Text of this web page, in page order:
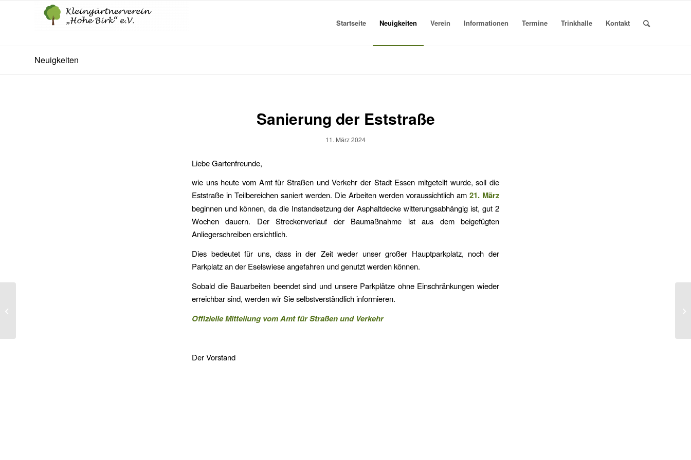
Startseite Neuigkeiten Verein Informationen Termine Trinkhalle Kontakt
Neuigkeiten
Sanierung der Eststraße
11. März 2024
Liebe Gartenfreunde,
wie uns heute vom Amt für Straßen und Verkehr der Stadt Essen mitgeteilt wurde, soll die
Eststraße in Teilbereichen saniert werden. Die Arbeiten werden voraussichtlich am 21. März
beginnen und können, da die Instandsetzung der Asphaltdecke witterungsabhängig ist, gut 2
Wochen dauern. Der Streckenverlauf der Baumaßnahme ist aus dem beigefügten
Anliegerschreiben ersichtlich.
Dies bedeutet für uns, dass in der Zeit weder unser großer Hauptparkplatz, noch der
Parkplatz an der Eselswiese angefahren und genutzt werden können.
Sobald die Bauarbeiten beendet sind und unsere Parkplätze ohne Einschränkungen wieder
erreichbar sind, werden wir Sie selbstverständlich informieren.
Offizielle Mitteilung vom Amt für Straßen und Verkehr
Der Vorstand